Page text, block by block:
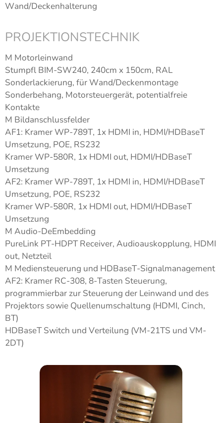
Wand/Deckenhalterung
PROJEKTIONSTECHNIK
M Motorleinwand
Stumpfl BIM-SW240, 240cm x 150cm, RAL
Sonderlackierung, für Wand/Deckenmontage
Sonderbehang, Motorsteuergerät, potentialfreie
Kontakte
M Bildanschlussfelder
AF1: Kramer WP-789T, 1x HDMI in, HDMI/HDBaseT
Umsetzung, POE, RS232
Kramer WP-580R, 1x HDMI out, HDMI/HDBaseT
Umsetzung
AF2: Kramer WP-789T, 1x HDMI in, HDMI/HDBaseT
Umsetzung, POE, RS232
Kramer WP-580R, 1x HDMI out, HDMI/HDBaseT
Umsetzung
M Audio-DeEmbedding
PureLink PT-HDPT Receiver, Audioauskopplung, HDMI
out, Netzteil
M Mediensteuerung und HDBaseT-Signalmanagement
AF2: Kramer RC-308, 8-Tasten Steuerung,
programmierbar zur Steuerung der Leinwand und des
Projektors sowie Quellenumschaltung (HDMI, Cinch,
BT)
HDBaseT Switch und Verteilung (VM-21TS und VM-
2DT)